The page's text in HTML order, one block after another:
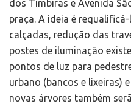
dos Timbiras e Avenida
praça. A ideia é
calçadas, redução das
postes de iluminação
pontos de luz para
urbano (bancos e lixeiras)
novas árvores também